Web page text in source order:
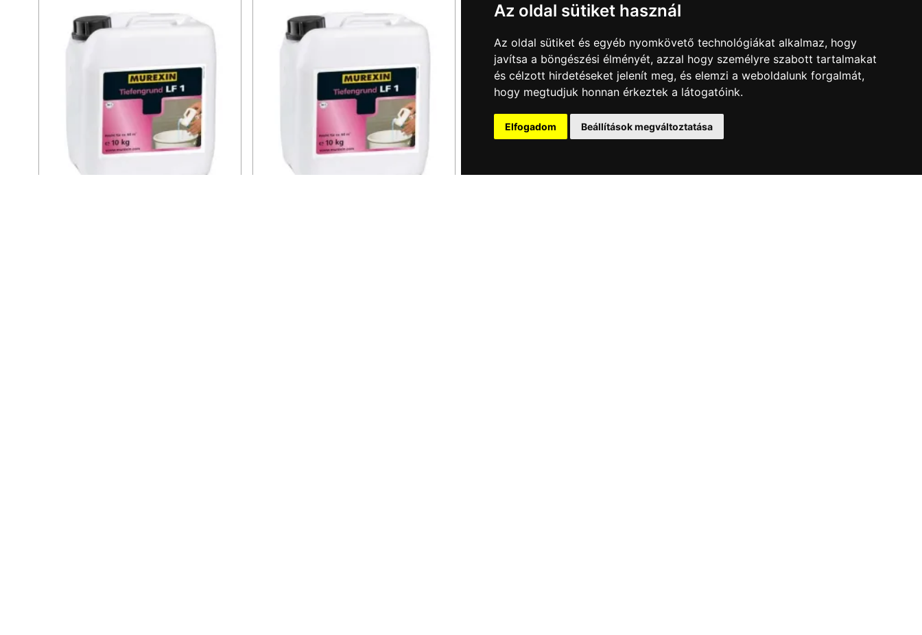
Az oldal sütiket használ
Az oldal sütiket és egyéb nyomkövető technológiákat alkalmaz, hogy
javítsa a böngészési élményét, azzal hogy személyre szabott tartalmakat
és célzott hirdetéseket jelenít meg, és elemzi a weboldalunk forgalmát,
hogy megtudjuk honnan érkeztek a látogatóink.
Elfogadom Beállítások megváltoztatása